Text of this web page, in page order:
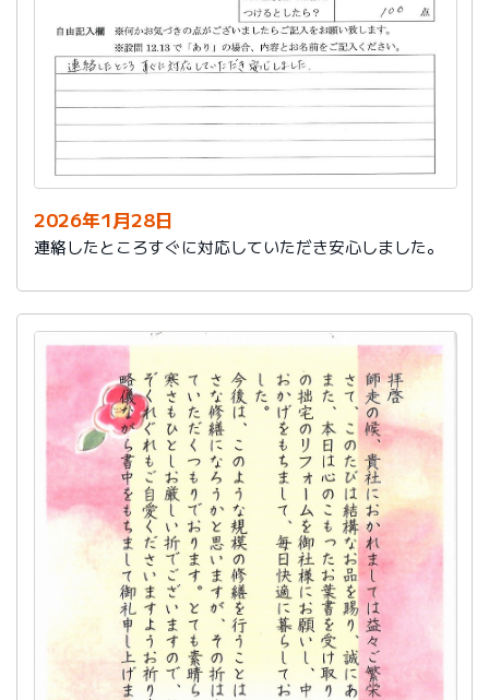
2026年1月28日
連絡したところすぐに対応していただき安心しました。